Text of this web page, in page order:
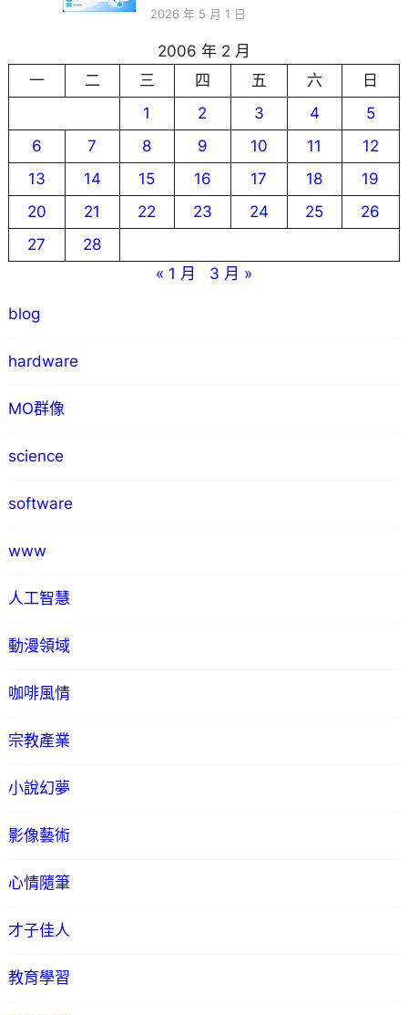
2026 年 5 月 1 日
2006 年 2 月
一
二 三 四 五 六
日
1
2 3 4
5
6
7 8 9 10 11
12
13
14 15 16 17 18
19
20
21 22 23 24 25
26
27
28
« 1 月
3 月 »
blog
hardware
MO群像
science
software
www
人工智慧
動漫領域
咖啡風情
宗教產業
小說幻夢
影像藝術
心情隨筆
才子佳人
教育學習